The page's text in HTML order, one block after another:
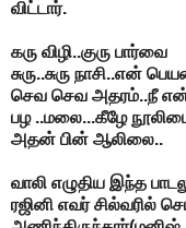
விட்டார்.
கரு விழி..குரு பார்வை
சுரு..சுரு நாசி..என்
செவ செவ அதரம்..நீ என்
பழ ..மலை...கீழே
அதன் பின் ஆலிலை..
வாலி எழுதிய இந்த
ரஜினி எவர் சில்வரில்